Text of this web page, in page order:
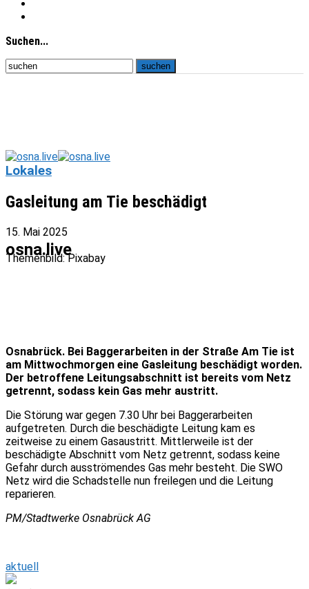
Suchen...
osna.live
Lokales
Gasleitung am Tie beschädigt
15. Mai 2025
Themenbild: Pixabay
Osnabrück. Bei Baggerarbeiten in der Straße Am Tie ist
am Mittwochmorgen eine Gasleitung beschädigt worden.
Der betroffene Leitungsabschnitt ist bereits vom Netz
getrennt, sodass kein Gas mehr austritt.
Die Störung war gegen 7.30 Uhr bei Baggerarbeiten
aufgetreten. Durch die beschädigte Leitung kam es
zeitweise zu einem Gasaustritt. Mittlerweile ist der
beschädigte Abschnitt vom Netz getrennt, sodass keine
Gefahr durch ausströmendes Gas mehr besteht. Die SWO
Netz wird die Schadstelle nun freilegen und die Leitung
reparieren.
PM/Stadtwerke Osnabrück AG
aktuell